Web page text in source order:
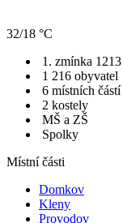
32/18 °C
1. zmínka 1213
1 216 obyvatel
6 místních částí
2 kostely
MŠ a ZŠ
Spolky
Místní části
Domkov
Kleny
Provodov